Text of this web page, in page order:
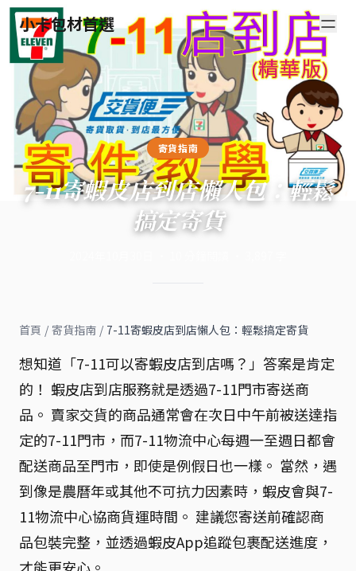
小卡包材首選
寄貨指南
7-11寄蝦皮店到店懶人包：輕鬆
搞定寄貨
首頁 / 寄貨指南 / 7-11寄蝦皮店到店懶人包：輕鬆搞定寄貨
想知道「7-11可以寄蝦皮店到店嗎？」答案是肯定
的！ 蝦皮店到店服務就是透過7-11門市寄送商
品。 賣家交貨的商品通常會在次日中午前被送達指
定的7-11門市，而7-11物流中心每週一至週日都會
配送商品至門市，即使是例假日也一樣。 當然，遇
到像是農曆年或其他不可抗力因素時，蝦皮會與7-
11物流中心協商貨運時間。 建議您寄送前確認商
品包裝完整，並透過蝦皮App追蹤包裹配送進度，